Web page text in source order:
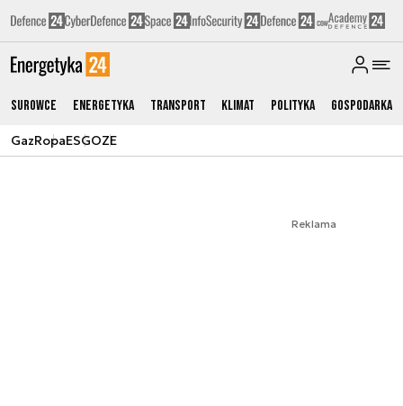
Surowce Energetyka Transport Klimat Polityka Gospodarka
GazRopaESGOZE
Reklama